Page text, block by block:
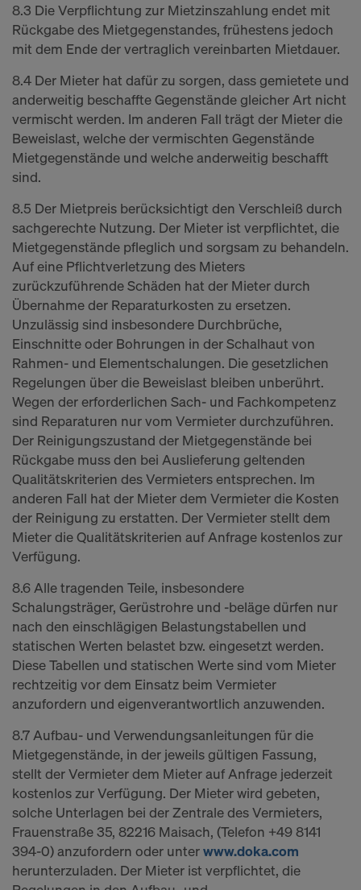
8.3 Die Verpflichtung zur Mietzinszahlung endet mit
Rückgabe des Mietgegenstandes, frühestens jedoch
mit dem Ende der vertraglich vereinbarten Mietdauer.
8.4 Der Mieter hat dafür zu sorgen, dass gemietete und
anderweitig beschaffte Gegenstände gleicher Art nicht
vermischt werden. Im anderen Fall trägt der Mieter die
Beweislast, welche der vermischten Gegenstände
Mietgegenstände und welche anderweitig beschafft
sind.
8.5 Der Mietpreis berücksichtigt den Verschleiß durch
sachgerechte Nutzung. Der Mieter ist verpflichtet, die
Mietgegenstände pfleglich und sorgsam zu behandeln.
Auf eine Pflichtverletzung des Mieters
zurückzuführende Schäden hat der Mieter durch
Übernahme der Reparaturkosten zu ersetzen.
Unzulässig sind insbesondere Durchbrüche,
Einschnitte oder Bohrungen in der Schalhaut von
Rahmen- und Elementschalungen. Die gesetzlichen
Regelungen über die Beweislast bleiben unberührt.
Wegen der erforderlichen Sach- und Fachkompetenz
sind Reparaturen nur vom Vermieter durchzuführen.
Der Reinigungszustand der Mietgegenstände bei
Rückgabe muss den bei Auslieferung geltenden
Qualitätskriterien des Vermieters entsprechen. Im
anderen Fall hat der Mieter dem Vermieter die Kosten
der Reinigung zu erstatten. Der Vermieter stellt dem
Mieter die Qualitätskriterien auf Anfrage kostenlos zur
Verfügung.
8.6 Alle tragenden Teile, insbesondere
Schalungsträger, Gerüstrohre und -beläge dürfen nur
nach den einschlägigen Belastungstabellen und
statischen Werten belastet bzw. eingesetzt werden.
Diese Tabellen und statischen Werte sind vom Mieter
rechtzeitig vor dem Einsatz beim Vermieter
anzufordern und eigenverantwortlich anzuwenden.
8.7 Aufbau- und Verwendungsanleitungen für die
Mietgegenstände, in der jeweils gültigen Fassung,
stellt der Vermieter dem Mieter auf Anfrage jederzeit
kostenlos zur Verfügung. Der Mieter wird gebeten,
solche Unterlagen bei der Zentrale des Vermieters,
Frauenstraße 35, 82216 Maisach, (Telefon +49 8141
394-0) anzufordern oder unterwww.doka.com
herunterzuladen. Der Mieter ist verpflichtet, die